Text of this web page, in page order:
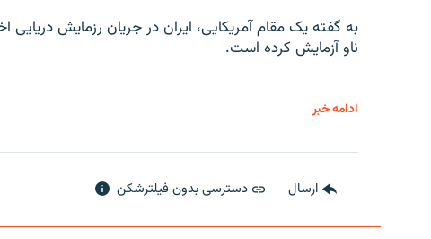
به گفته یک مقام آمریکایی، ایران در جریان رزمایش
ناو آزمایش کرده است.
ادامه خبر
ارسال دسترسی بدون فیلترشکن